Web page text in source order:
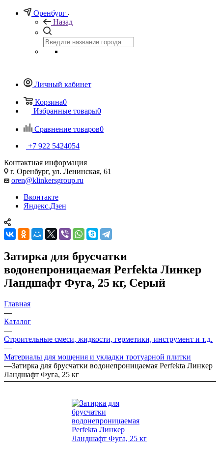
Оренбург
Назад
Личный кабинет
Корзина0
Избранные товары0
Сравнение товаров0
+7 922 5424054
Контактная информация
г. Оренбург, ул. Ленинская, 61
oren@klinkersgroup.ru
Вконтакте
Яндекс.Дзен
Затирка для брусчатки
водонепроницаемая Perfekta Линкер
Ландшафт Фуга, 25 кг, Серый
Главная
—
Каталог
—
Строительные смеси, жидкости, герметики, инструмент и т.д.
—
Материалы для мощения и укладки тротуарной плитки
—Затирка для брусчатки водонепроницаемая Perfekta Линкер
Ландшафт Фуга, 25 кг